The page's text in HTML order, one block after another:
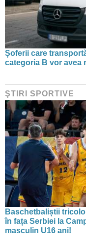
Șoferii care
categoria B vor avea
ŞTIRI SPORTIVE
Baschetbaliștii
în fața Serbiei la
masculin U16 ani!